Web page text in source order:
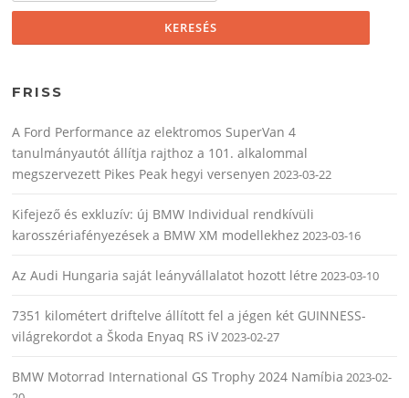
FRISS
A Ford Performance az elektromos SuperVan 4
tanulmányautót állítja rajthoz a 101. alkalommal
megszervezett Pikes Peak hegyi versenyen 2023-03-22
Kifejező és exkluzív: új BMW Individual rendkívüli
karosszériafényezések a BMW XM modellekhez 2023-03-16
Az Audi Hungaria saját leányvállalatot hozott létre 2023-03-10
7351 kilométert driftelve állított fel a jégen két GUINNESS-
világrekordot a Škoda Enyaq RS iV2023-02-27
BMW Motorrad International GS Trophy 2024 Namíbia 2023-02-